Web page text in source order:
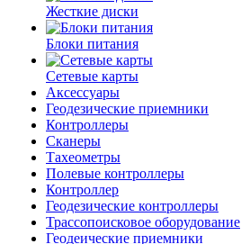
Жесткие диски
Блоки питания
Сетевые карты
Аксессуары
Геодезические приемники
Контроллеры
Сканеры
Тахеометры
Полевые контроллеры
Контроллер
Геодезические контроллеры
Трассопоисковое оборудование
Геодеические приемники